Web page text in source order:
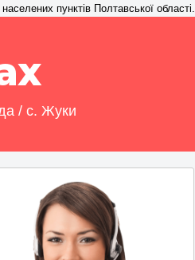
пунктів Полтавської області.
/ с. Жуки